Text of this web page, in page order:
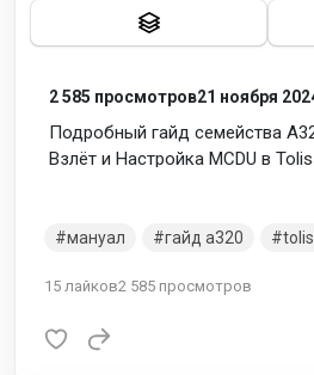
2 585 просмотров21 ноября
Подробный гайд семейства
Взлёт и Настройка MCDU в
мануал гайд a320
15 лайков2 585 просмотров